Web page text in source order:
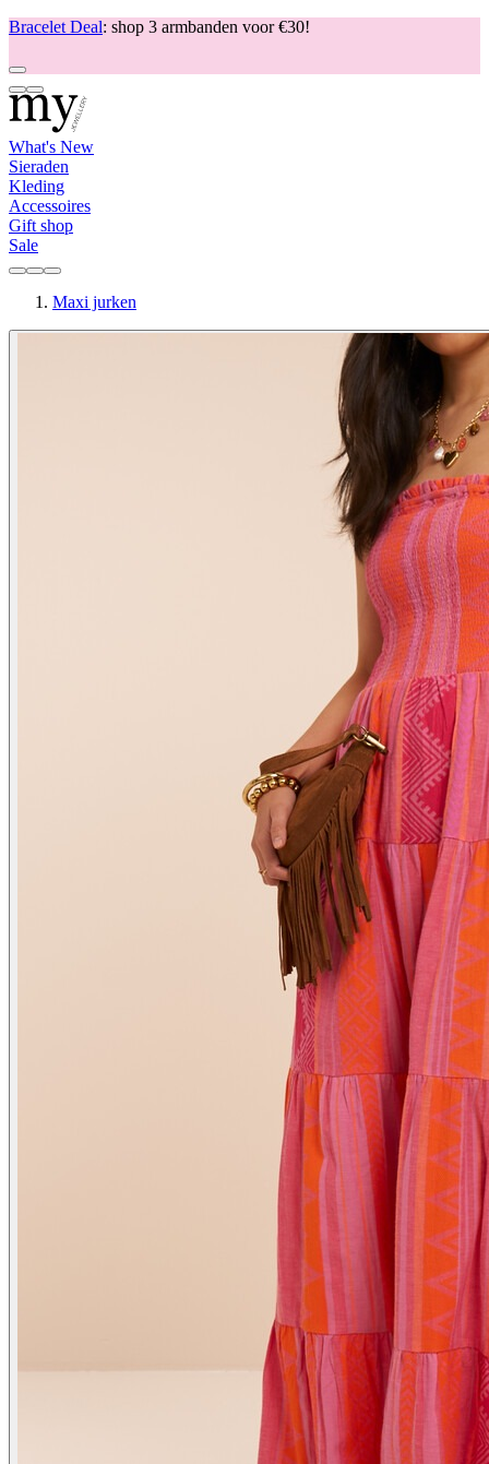
Bracelet Deal: shop 3 armbanden voor €30!
What's New
Sieraden
Kleding
Accessoires
Gift shop
Sale
Maxi jurken